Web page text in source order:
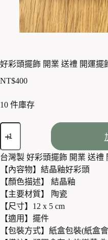
好彩頭擺飾 開業 送禮 開運擺
NT$400
10 件庫存
彩
頭
擺
飾
開
業
送
禮
開
運
台灣製 好彩頭擺飾 開業 送禮
【內容物】結晶釉好彩頭
【顏色描述】 結晶釉
【主要材質】 陶瓷
【尺寸】12 x 5 cm
【適用】擺件
【包裝方式】紙盒包裝(紙盒